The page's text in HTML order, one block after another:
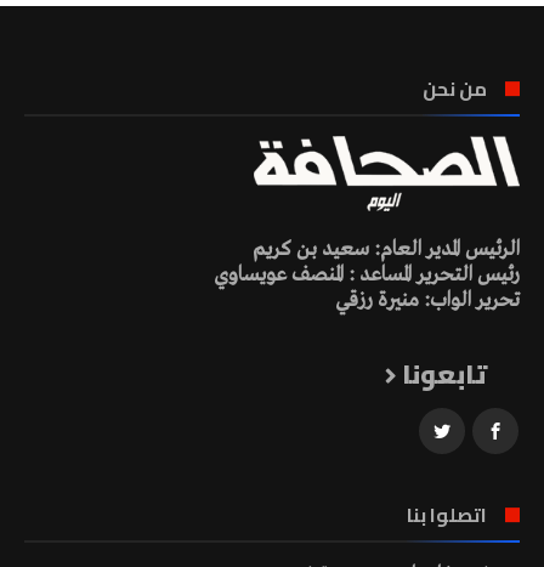
من نحن
الرئيس المدير العام: سعيد بن كريم
رئيس التحرير المساعد : المنصف عويساوي
تحرير الواب: منيرة رزقي
تابعونا
اتصلوا بنا